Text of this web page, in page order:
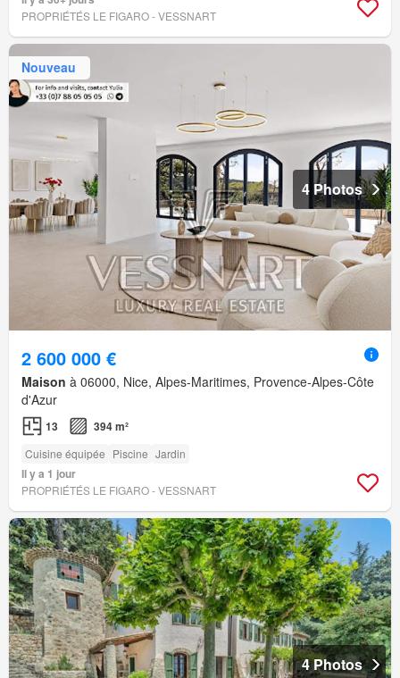
PROPRIÉTÉS LE FIGARO - VESSNART
Nouveau
4 Photos
2 600 000 €
Maison à 06000, Nice, Alpes-Maritimes, Provence-Alpes-Côte
d'Azur
13 394 m²
Cuisine équipée Piscine Jardin
Il y a 1 jour
PROPRIÉTÉS LE FIGARO - VESSNART
4 Photos